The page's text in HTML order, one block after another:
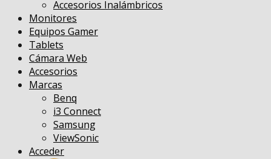
Accesorios Inalámbricos
Monitores
Equipos Gamer
Tablets
Cámara Web
Accesorios
Marcas
Benq
i3 Connect
Samsung
ViewSonic
Acceder